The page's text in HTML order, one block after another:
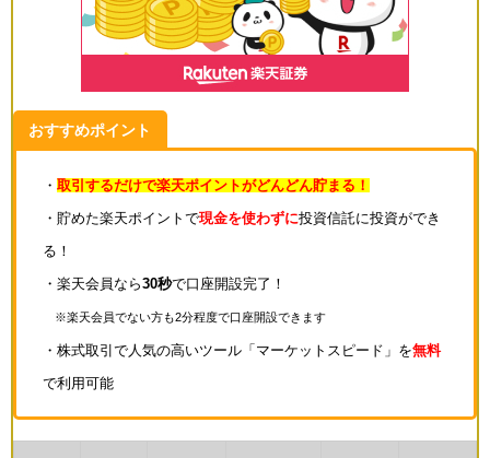
おすすめポイント
・ 取引するだけで楽天ポイントがどんどん貯まる！
・貯めた楽天ポイントで現金を使わずに投資信託に投資ができ
る！
・楽天会員なら30秒で口座開設完了！
※楽天会員でない方も2分程度で口座開設できます
・株式取引で人気の高いツール「マーケットスピード」を無料
で利用可能